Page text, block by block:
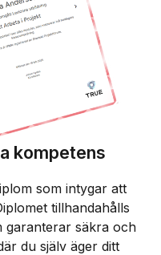
kompetens
som intygar att
tillhandahålls
garanterar säkra och
du själv äger ditt